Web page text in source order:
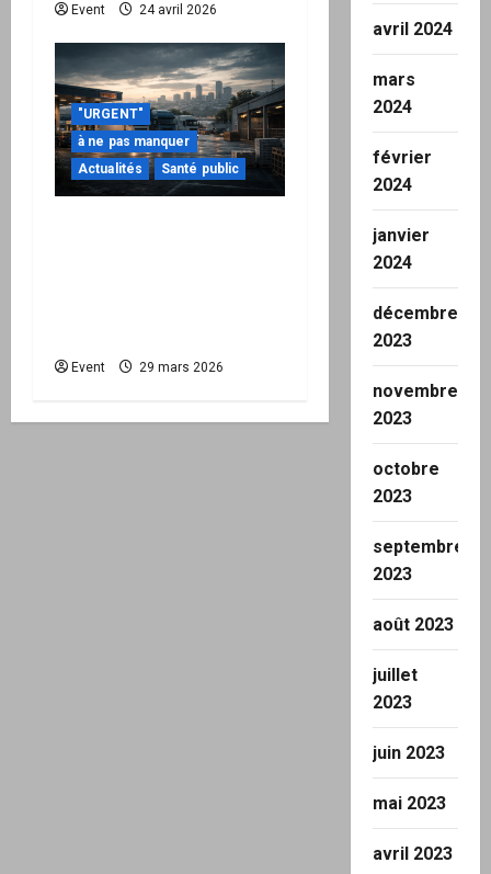
Event 24 avril 2026
"URGENT"
à ne pas manquer
Actualités
Santé public
Event 29 mars 2026
avril 2024
mars
2024
février
2024
janvier
2024
décembre
2023
novembre
2023
octobre
2023
septembre
2023
août 2023
juillet
2023
juin 2023
mai 2023
avril 2023